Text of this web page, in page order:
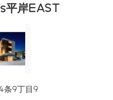
岸EAST
条9丁目9